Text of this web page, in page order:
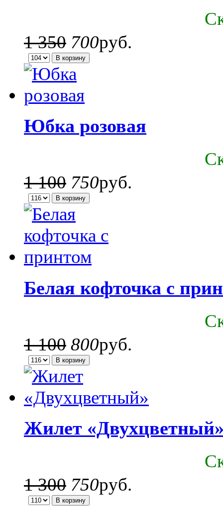
1 350 700руб.
Юбка розовая
1 100 750руб.
Белая кофточка с
1 100 800руб.
Жилет
1 300 750руб.